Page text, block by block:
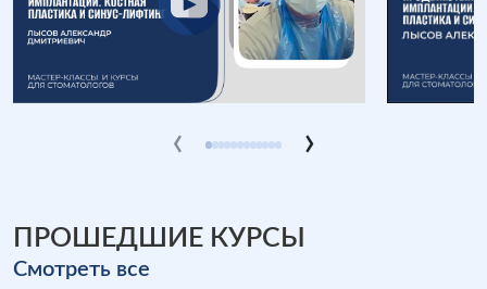
‹ ›
ПРОШЕДШИЕ КУРСЫ
Cмотреть все